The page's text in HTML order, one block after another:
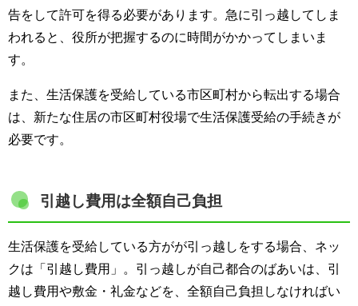
告をして許可を得る必要があります。急に引っ越してしま
われると、役所が把握するのに時間がかかってしまいま
す。
また、生活保護を受給している市区町村から転出する場合
は、新たな住居の市区町村役場で生活保護受給の手続きが
必要です。
引越し費用は全額自己負担
生活保護を受給している方がが引っ越しをする場合、ネッ
クは「引越し費用」。引っ越しが自己都合のばあいは、引
越し費用や敷金・礼金などを、全額自己負担しなければい